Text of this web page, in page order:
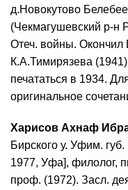
д.Новокутово
(Чекмагушевский р-н
Отеч. войны. Окончил
К.А.Тимирязева
печататься в 1934.
оригинальное
Харисов Ахнаф
Бирского у. Уфим.
1977, Уфа], филолог,
проф. (1972). Засл.